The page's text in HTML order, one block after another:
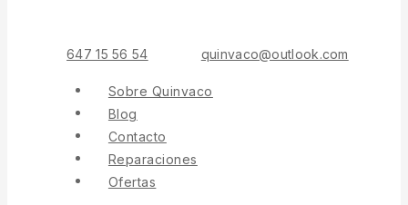
647 15 56 54 quinvaco@outlook.com
Sobre Quinvaco
Blog
Contacto
Reparaciones
Ofertas